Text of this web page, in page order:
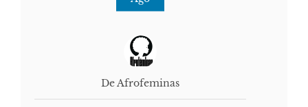
De Afrofeminas